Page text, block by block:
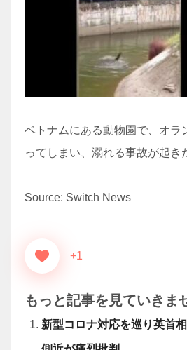
ベトナムにある動物園で、オラ
ってしまい、溺れる事故が起き
Source: Switch News
+1
もっと記事を見ていきま
新型コロナ対応を巡り英首